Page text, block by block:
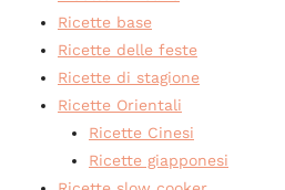
Ricette base
Ricette delle feste
Ricette di stagione
Ricette Orientali
Ricette Cinesi
Ricette giapponesi